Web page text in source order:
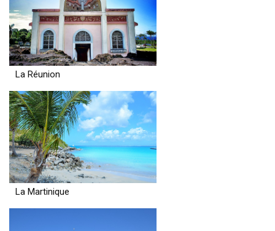
La Réunion
La Martinique